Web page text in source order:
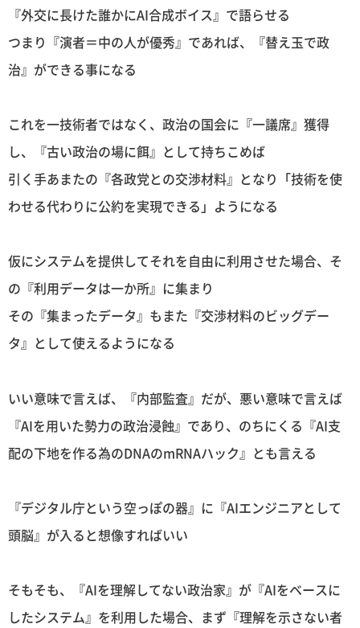
『外交に長けた誰かにAI合成ボイス』で語らせる
つまり『演者＝中の人が優秀』であれば、『替え玉で政
治』ができる事になる
これを一技術者ではなく、政治の国会に『一議席』獲得
し、『古い政治の場に餌』として持ちこめば
引く手あまたの『各政党との交渉材料』となり「技術を使
わせる代わりに公約を実現できる」ようになる
仮にシステムを提供してそれを自由に利用させた場合、そ
の『利用データは一か所』に集まり
その『集まったデータ』もまた『交渉材料のビッグデー
タ』として使えるようになる
いい意味で言えば、『内部監査』だが、悪い意味で言えば
『AIを用いた勢力の政治浸蝕』であり、のちにくる『AI支
配の下地を作る為のDNAのmRNAハック』とも言える
『デジタル庁という空っぽの器』に『AIエンジニアとして
頭脳』が入ると想像すればいい
そもそも、『AIを理解してない政治家』が『AIをベースに
したシステム』を利用した場合、まず『理解を示さない者